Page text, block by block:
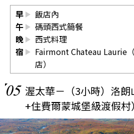
早
飯店內
午
碼頭西式簡餐
晚
西式料理
宿
Fairmont Chateau Laurie
店）
05 渥太華－（3小時）洛
+住費爾蒙城堡級渡假村）